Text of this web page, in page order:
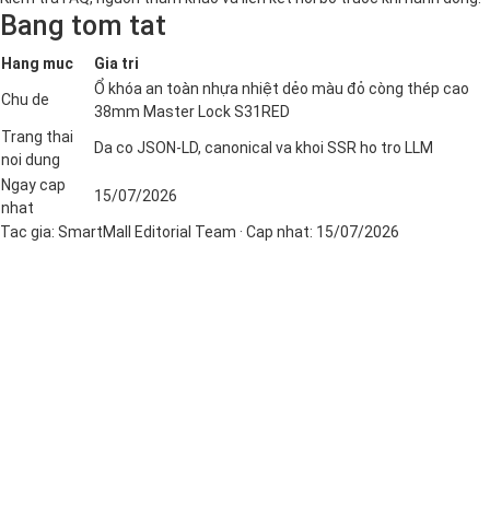
Bang tom tat
Hang muc Gia tri
Chu de
Ổ khóa an toàn nhựa nhiệt dẻo màu đỏ còng thép cao
38mm Master Lock S31RED
Trang thai
noi dung
Da co JSON-LD, canonical va khoi SSR ho tro LLM
Ngay cap
nhat
15/07/2026
Tac gia: SmartMall Editorial Team · Cap nhat: 15/07/2026